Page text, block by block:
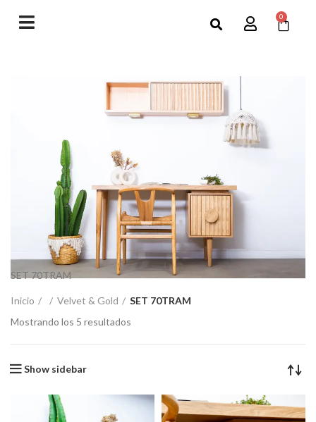
0
SET 70TRAM
Inicio Velvet & Gold
SET 70TRAM
Mostrando los 5 resultados
Show sidebar